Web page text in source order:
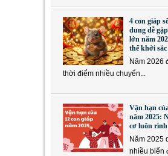
4 con giáp
dung dễ
lớn năm
thể khởi
Năm 2026
thời điểm nhiều chuyển...
Vận hạn
năm 2025:
cơ luôn
Năm 2025
nhiều biến